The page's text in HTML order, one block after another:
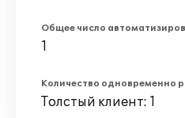
Общее число
1
Количество одновременно
Толстый клиент: 1